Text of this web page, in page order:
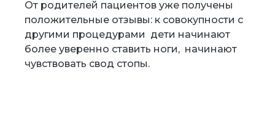
От родителей пациентов уже получены
положительные отзывы: к совокупности с
другими процедурами дети начинают
более уверенно ставить ноги, начинают
чувствовать свод стопы.